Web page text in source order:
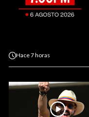
Hace7 horas